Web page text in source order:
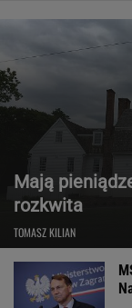
Mają
rozkwita
TOMASZ KILIAN